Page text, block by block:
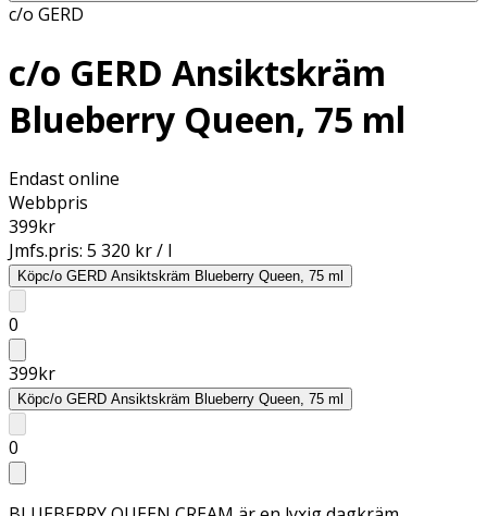
c/o GERD
c/o GERD Ansiktskräm
Blueberry Queen, 75 ml
Endast online
Webbpris
399kr
Jmfs.pris: 5 320 kr / l
Köpc/o GERD Ansiktskräm Blueberry Queen, 75 ml
0
399kr
Köpc/o GERD Ansiktskräm Blueberry Queen, 75 ml
0